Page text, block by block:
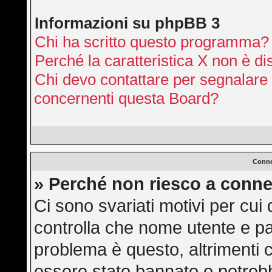
Informazioni su phpBB 3
Chi ha scritto questo programma?
Perché la caratteristica X non è
Chi devo contattare per
concernenti questa Board?
» Perché non riesco a
Ci sono svariati motivi per
controlla che nome utente e
problema è questo, altrimenti